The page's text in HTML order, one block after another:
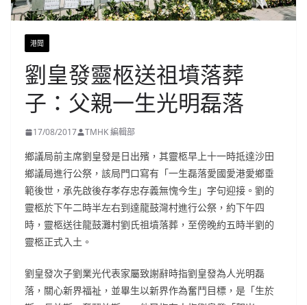
港聞
劉皇發靈柩送祖墳落葬
子：父親一生光明磊落
17/08/2017 TMHK 編輯部
鄉議局前主席劉皇發是日出殯，其靈柩早上十一時抵達沙田
鄉議局進行公祭，該局門口寫有「一生磊落愛國愛港愛鄉垂
範後世，承先啟後存孝存忠存義無愧今生」字句迎接。劉的
靈柩於下午二時半左右到達龍鼓灣村進行公祭，約下午四
時，靈柩送往龍鼓灘村劉氏祖墳落葬，至傍晚約五時半劉的
靈柩正式入土。
劉皇發次子劉業光代表家屬致謝辭時指劉皇發為人光明磊
落，關心新界福祉，並畢生以新界作為奮鬥目標，是「生於